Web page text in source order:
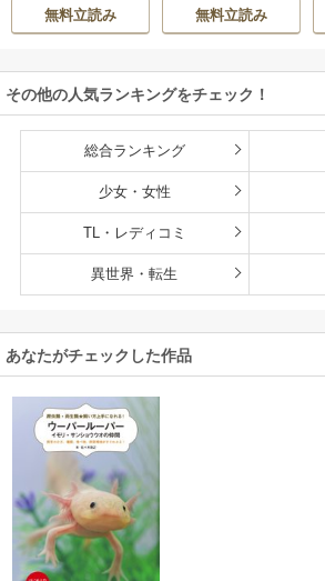
無料立読み
無料立読み
その他の人気ランキングをチェック！
総合ランキング
少女・女性
TL・レディコミ
異世界・転生
あなたがチェックした作品